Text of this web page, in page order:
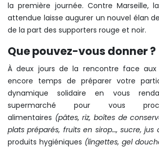
la première journée. Contre Marseille,
attendue laisse augurer un nouvel élan
de la part des supporters rouge et noir.
Que pouvez-vous donner ?
À deux jours de la rencontre face aux
encore temps de préparer votre
dynamique solidaire en vous
supermarché pour vous
alimentaires (pâtes, riz, boîtes de
plats préparés, fruits en sirop…, sucre, jus
produits hygiéniques (lingettes, gel